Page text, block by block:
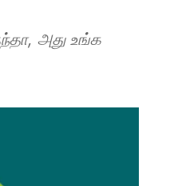
அது உங்க